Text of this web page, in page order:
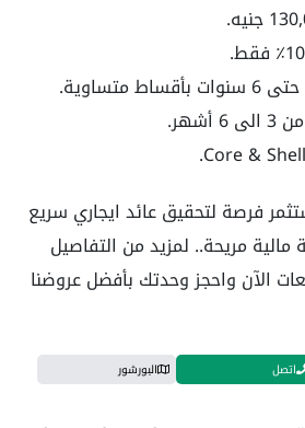
متساوية.
فرصة لتحقيق عائد ايجاري سريع
مريحة.. لمزيد من التفاصيل
الآن واحجز وحدتك بأفضل عروضنا
اتصل البورشور